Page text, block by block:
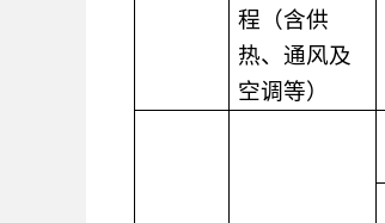
程（含供
热、通风及
空调等）